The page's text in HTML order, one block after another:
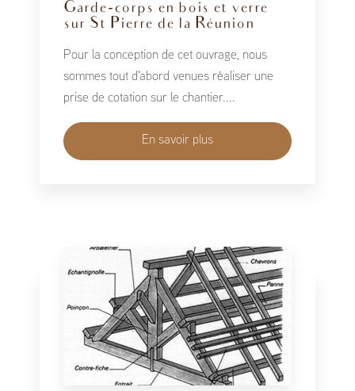
Garde-corps en bois et verre
sur St Pierre de la Réunion
Pour la conception de cet ouvrage, nous
sommes tout d'abord venues réaliser une
prise de cotation sur le chantier....
En savoir plus